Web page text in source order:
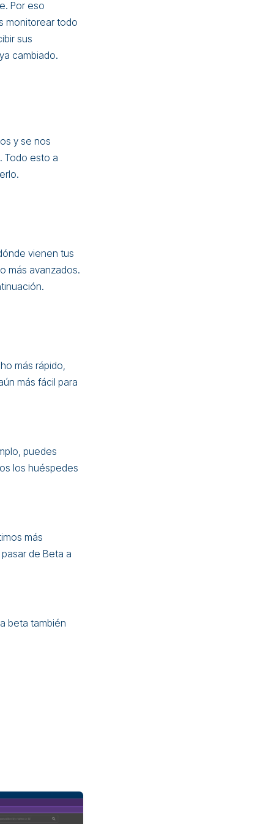
Por eso
monitorear todo
sus
cambiado.
y se nos
Todo esto a
vienen tus
más avanzados.
más rápido,
más fácil para
puedes
los huéspedes
más
de Beta a
beta también